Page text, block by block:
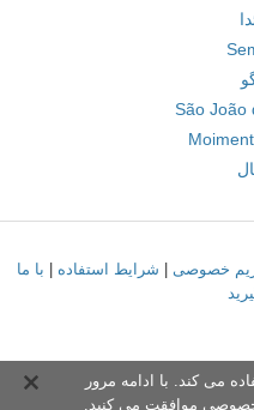
São João
خصوصی شرایط استفاده
با ما
می کند. با ادامه مرور
ی موافقت می کنید.